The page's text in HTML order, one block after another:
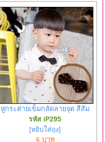
หูกระต่ายเข็มกลัดลายจุด สีส้ม
รหัส iP295
[หยิบใส่ถุง]
6 บาท